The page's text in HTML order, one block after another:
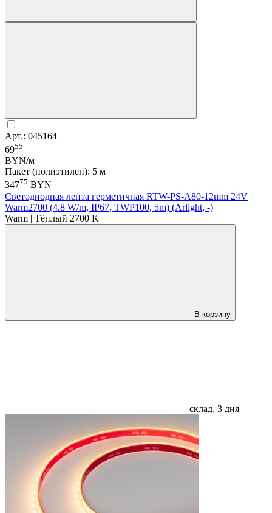
Арт.: 045164
6955
BYN/м
Пакет (полиэтилен): 5 м
34775 BYN
Светодиодная лента герметичная RTW-PS-A80-12mm 24V
Warm2700 (4.8 W/m, IP67, TWP100, 5m) (Arlight, -)
Warm | Тёплый 2700 K
В корзину
склад, 3 дня